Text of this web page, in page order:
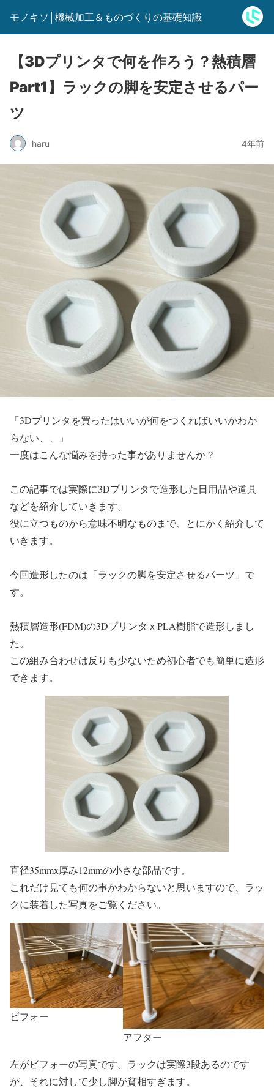
モノキソ│機械加工＆ものづくりの基礎知識
【3Dプリンタで何を作ろう？熱積層
Part1】ラックの脚を安定させるパー
ツ
haru 4年前
「3Dプリンタを買ったはいいが何をつくればいいかわか
らない、、」
一度はこんな悩みを持った事がありませんか？
この記事では実際に3Dプリンタで造形した日用品や道具
などを紹介していきます。
役に立つものから意味不明なものまで、とにかく紹介して
いきます。
今回造形したのは「ラックの脚を安定させるパーツ」で
す。
熱積層造形(FDM)の3DプリンタｘPLA樹脂で造形しまし
た。
この組み合わせは反りも少ないため初心者でも簡単に造形
できます。
直径35mmx厚み12mmの小さな部品です。
これだけ見ても何の事かわからないと思いますので、ラッ
クに装着した写真をご覧ください。
ビフォー
アフター
左がビフォーの写真です。ラックは実際3段あるのです
が、それに対して少し脚が貧相すぎます。